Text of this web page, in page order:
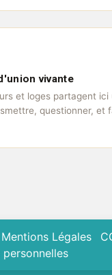
vivante
et loges partagent ici
questionner, et
Mentions Légales
personnelles